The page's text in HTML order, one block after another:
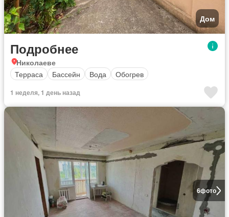
Дом
Подробнее
Николаеве
Терраса
Бассейн Вода Обогрев
1 неделя, 1 день назад
6фото